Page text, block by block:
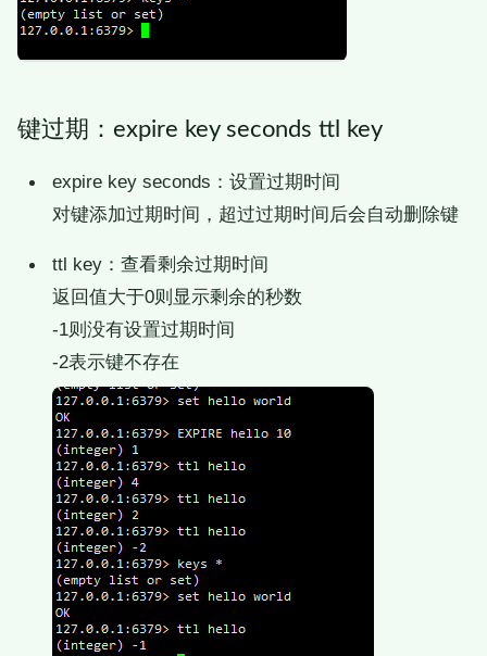
键过期：expire key seconds ttl key
expire key seconds：设置过期时间
对键添加过期时间，超过过期时间后会自动删除键
ttl key：查看剩余过期时间
返回值大于0则显示剩余的秒数
-1则没有设置过期时间
-2表示键不存在